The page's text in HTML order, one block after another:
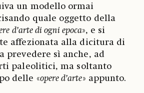
un modello ormai
quale oggetto della
d’arte di ogni epoca», e si
affezionata alla dicitura di
prevedere sì anche, ad
paleolitici, ma soltanto
delle «opere d’arte» appunto.